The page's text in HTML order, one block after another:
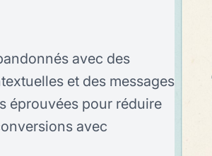
avec des
et des messages
éprouvées pour réduire
avec